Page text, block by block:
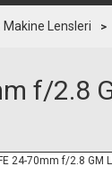
Makine Lensleri
f/2.8